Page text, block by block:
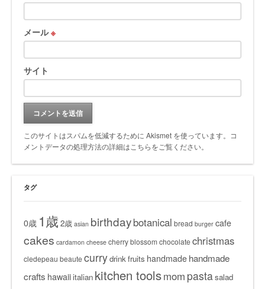
メール※
サイト
このサイトはスパムを低減するために Akismet を使っています。
コ
メントデータの処理方法の詳細はこちらをご覧ください。
タグ
0歳 1歳 2歳 asian birthdaybotanical bread burger cafe
cakes cardamon cheese cherry blossomchocolatechristmas
cledepeau beautecurrydrinkfruits handmade handmade
crafts hawaiiitalian kitchen toolsmom pastasalad